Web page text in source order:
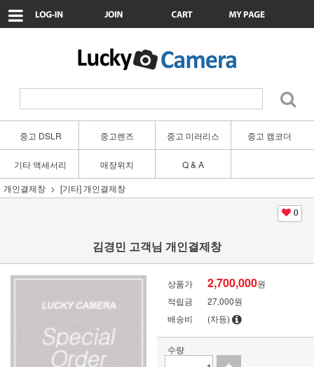
중고 DSLR 중고렌즈 중고 미러리스 중고 캠코더
기타 액세서리 매장위치
Q & A
개인결제창
[기타] 개인결제창
0
김경민 고객님 개인결제창
상품가 2,700,000원
적립금
27,000원
배송비
(차등)
수량